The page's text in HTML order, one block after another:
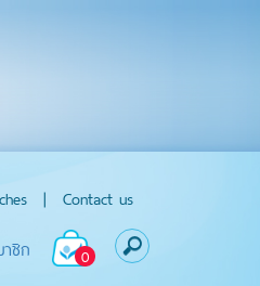
| Contact us
0
ชิก